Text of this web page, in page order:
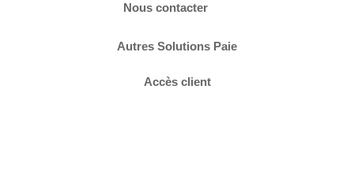
Nous contacter
Autres Solutions Paie
Accès client